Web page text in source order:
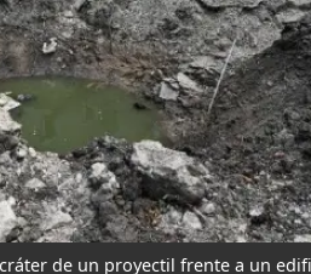
de un proyectil frente a un